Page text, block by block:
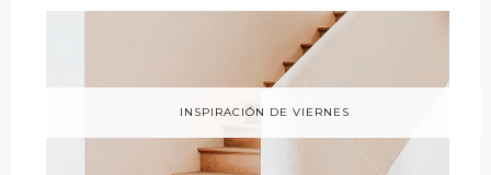
INSPIRACIÓN DE VIERNES